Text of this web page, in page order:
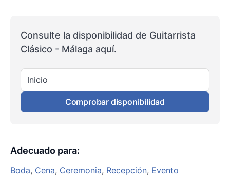
Consulte la disponibilidad de Guitarrista
Clásico - Málaga aquí.
Inicio
Comprobar disponibilidad
Adecuado para:
Boda, Cena, Ceremonia, Recepción, Evento